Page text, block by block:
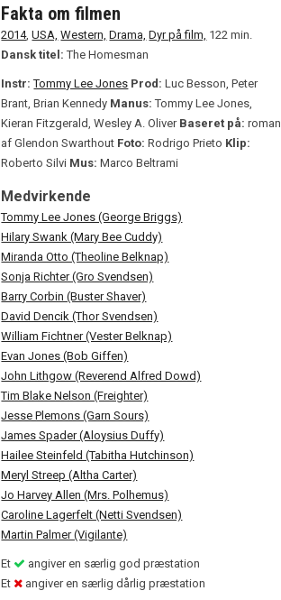
Fakta om filmen
2014,USA, Western, Drama, Dyr på film, 122 min.
Dansk titel:The Homesman
Instr: Tommy Lee Jones Prod: Luc Besson, Peter
Brant, Brian Kennedy Manus: Tommy Lee Jones,
Kieran Fitzgerald, Wesley A. Oliver Baseret på: roman
af Glendon Swarthout Foto: Rodrigo Prieto Klip:
Roberto Silvi Mus: Marco Beltrami
Medvirkende
Tommy Lee Jones (George Briggs)
Hilary Swank (Mary Bee Cuddy)
Miranda Otto (Theoline Belknap)
Sonja Richter (Gro Svendsen)
Barry Corbin (Buster Shaver)
David Dencik (Thor Svendsen)
William Fichtner (Vester Belknap)
Evan Jones (Bob Giffen)
John Lithgow (Reverend Alfred Dowd)
Tim Blake Nelson (Freighter)
Jesse Plemons (Garn Sours)
James Spader (Aloysius Duffy)
Hailee Steinfeld (Tabitha Hutchinson)
Meryl Streep (Altha Carter)
Jo Harvey Allen (Mrs. Polhemus)
Caroline Lagerfelt (Netti Svendsen)
Martin Palmer (Vigilante)
Et
angiver en særlig god præstation
Et
angiver en særlig dårlig præstation